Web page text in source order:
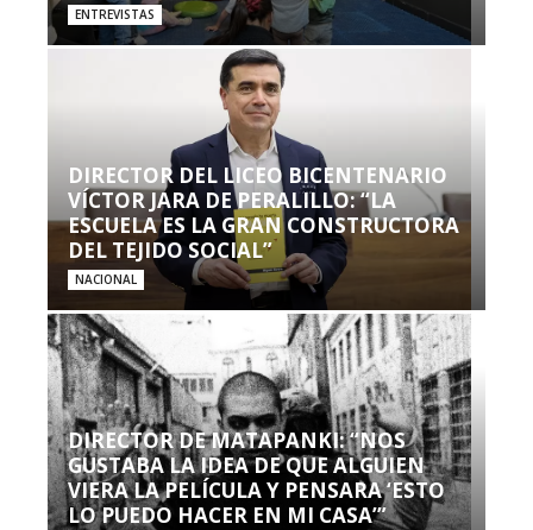
ENTREVISTAS
DIRECTOR DEL LICEO BICENTENARIO
VÍCTOR JARA DE PERALILLO: “LA
ESCUELA ES LA GRAN CONSTRUCTORA
DEL TEJIDO SOCIAL”
NACIONAL
DIRECTOR DE MATAPANKI: “NOS
GUSTABA LA IDEA DE QUE ALGUIEN
VIERA LA PELÍCULA Y PENSARA ‘ESTO
LO PUEDO HACER EN MI CASA’”